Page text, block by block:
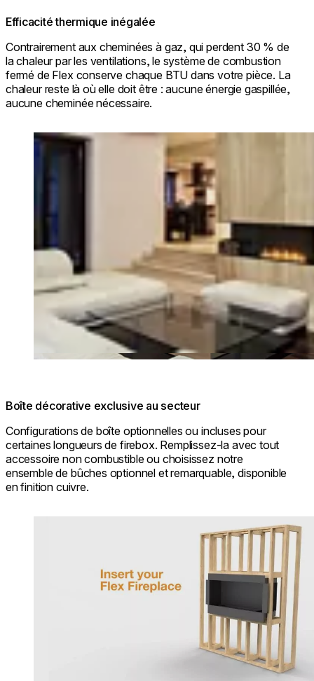
Efficacité thermique inégalée
Contrairement aux cheminées à gaz, qui perdent 30 % de
la chaleur par les ventilations, le système de combustion
fermé de Flex conserve chaque BTU dans votre pièce. La
chaleur reste là où elle doit être : aucune énergie gaspillée,
aucune cheminée nécessaire.
Loading image...
Boîte décorative exclusive au secteur
Configurations de boîte optionnelles ou incluses pour
certaines longueurs de firebox. Remplissez-la avec tout
accessoire non combustible ou choisissez notre
ensemble de bûches optionnel et remarquable, disponible
en finition cuivre.